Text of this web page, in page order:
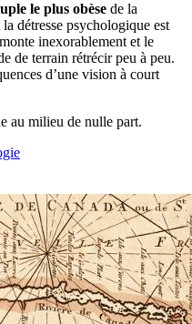
le plus obèse de la
détresse psychologique est
inexorablement et le
de terrain rétrécir peu à peu.
d’une vision à court
au milieu de nulle part.